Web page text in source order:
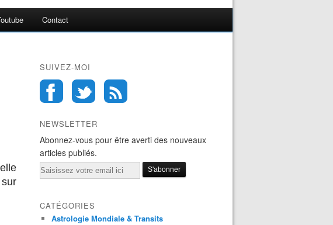
Contact
SUIVEZ-MOI
NEWSLETTER
Abonnez-vous pour être averti des nouveaux
articles publiés.
Email
CATÉGORIES
Astrologie Mondiale & Transits